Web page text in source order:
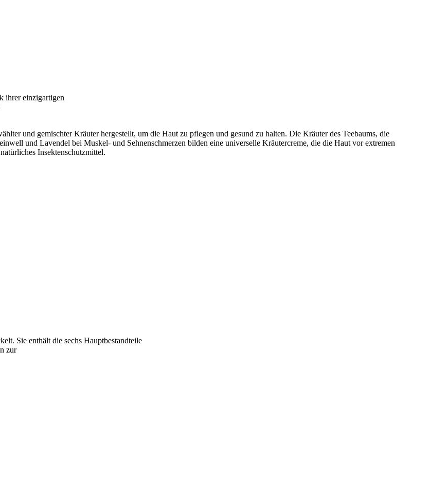
ihrer einzigartigen
und gemischter Kräuter hergestellt, um die Haut zu pflegen und gesund zu halten. Die Kräuter des Teebaums, die
und Lavendel bei Muskel- und Sehnenschmerzen bilden eine universelle Kräutercreme, die die Haut vor extremen
Insektenschutzmittel.
Sie enthält die sechs Hauptbestandteile
zur